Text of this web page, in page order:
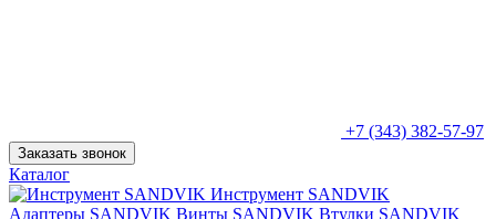
+7 (343) 382-57-97
Заказать звонок
Каталог
Инструмент SANDVIK
Адаптеры SANDVIK Винты SANDVIK Втулки SANDVIK